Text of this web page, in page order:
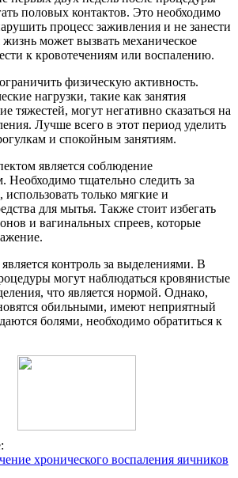
половых контактов. Это необходимо
процесс заживления и не занести
может вызвать механическое
к кровотечениям или воспалению.
физическую активность.
нагрузки, такие как занятия
тяжестей, могут негативно сказаться на
Лучше всего в этот период уделить
и спокойным занятиям.
является соблюдение
Необходимо тщательно следить за
только мягкие и
для мытья. Также стоит избегать
и вагинальных спреев, которые
контроль за выделениями. В
могут наблюдаться кровянистые
что является нормой. Однако,
обильными, имеют неприятный
болями, необходимо обратиться к
хронического воспаления яичников